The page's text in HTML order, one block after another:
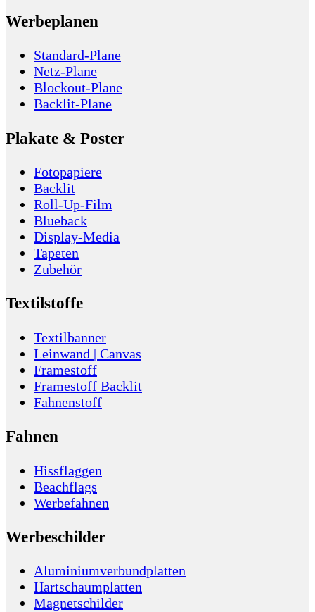
Werbeplanen
Standard-Plane
Netz-Plane
Blockout-Plane
Backlit-Plane
Plakate & Poster
Fotopapiere
Backlit
Roll-Up-Film
Blueback
Display-Media
Tapeten
Zubehör
Textilstoffe
Textilbanner
Leinwand | Canvas
Framestoff
Framestoff Backlit
Fahnenstoff
Fahnen
Hissflaggen
Beachflags
Werbefahnen
Werbeschilder
Aluminiumverbundplatten
Hartschaumplatten
Magnetschilder